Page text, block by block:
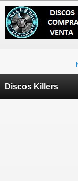
Discos Killers